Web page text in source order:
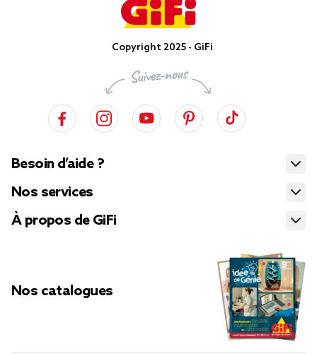
Copyright 2025 - GiFi
Besoin d’aide ?
Nos services
À propos de GiFi
Nos catalogues